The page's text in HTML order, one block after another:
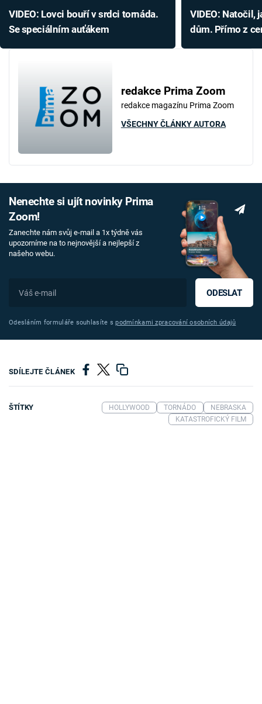
VIDEO: Lovci bouří v srdci tornáda.
Se speciálním auťákem
VIDEO: Natočil,
dům. Přímo z
redakce Prima Zoom
redakce magazínu Prima Zoom
VŠECHNY ČLÁNKY AUTORA
Nenechte si ujít novinky Prima
Zoom!
Zanechte nám svůj e-mail a 1x týdně vás
upozorníme na to nejnovější a nejlepší z
našeho webu.
ODESLAT
Odesláním formuláře souhlasíte spodmínkami zpracování osobních údajů
SDÍLEJTE ČLÁNEK
ŠTÍTKY HOLLYWOOD TORNÁDO
NEBRASKA
KATASTROFICKÝ FILM